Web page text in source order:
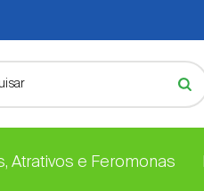
Atrativos e Feromonas